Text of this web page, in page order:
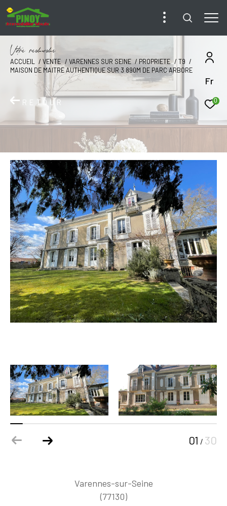
Fr
0
Vore recece
ACCUEIL VENTE VARENNES SUR SEINE PROPRIETE
T9
MAISON DE MAITRE AUTHENTIQUE SUR 3 890M DE PARC ARBORE
RETOUR
01 / 30
Varennes-sur-Seine
(77130)